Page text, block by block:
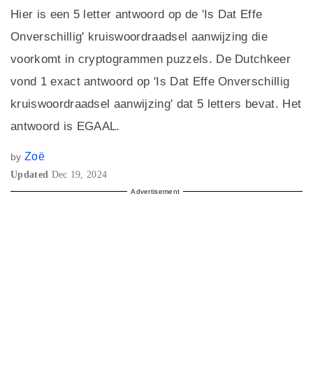
Hier is een 5 letter antwoord op de 'Is Dat Effe
Onverschillig' kruiswoordraadsel aanwijzing die
voorkomt in cryptogrammen puzzels. De Dutchkeer
vond 1 exact antwoord op 'Is Dat Effe Onverschillig
kruiswoordraadsel aanwijzing' dat 5 letters bevat. Het
antwoord is EGAAL.
by Zoë
Updated Dec 19, 2024
Advertisement